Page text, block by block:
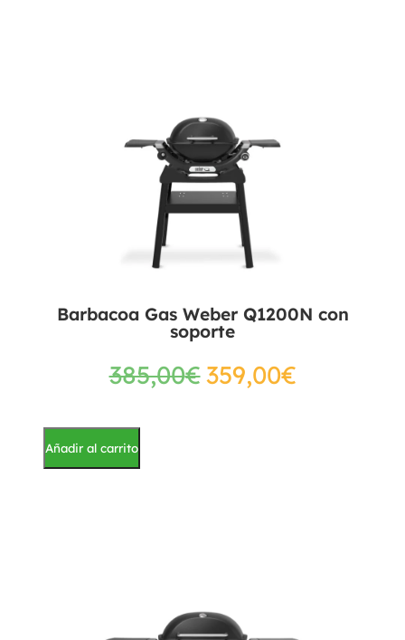
Barbacoa Gas Weber Q1200N con
soporte
385,00€359,00€
Añadir al carrito